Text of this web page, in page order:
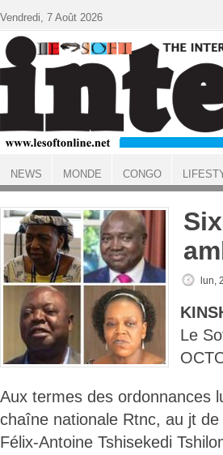
ACCUEIL
lun,
Le
Aux termes des ordonnances
chaîne nationale Rtnc, au jt
Félix-Antoine Tshisekedi
Vendredi, 7 Août 2026
NEWS MONDE CONGO